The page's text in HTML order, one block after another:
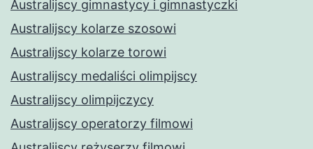
Australijscy gimnastycy i gimnastyczki
Australijscy kolarze szosowi
Australijscy kolarze torowi
Australijscy medaliści olimpijscy
Australijscy olimpijczycy
Australijscy operatorzy filmowi